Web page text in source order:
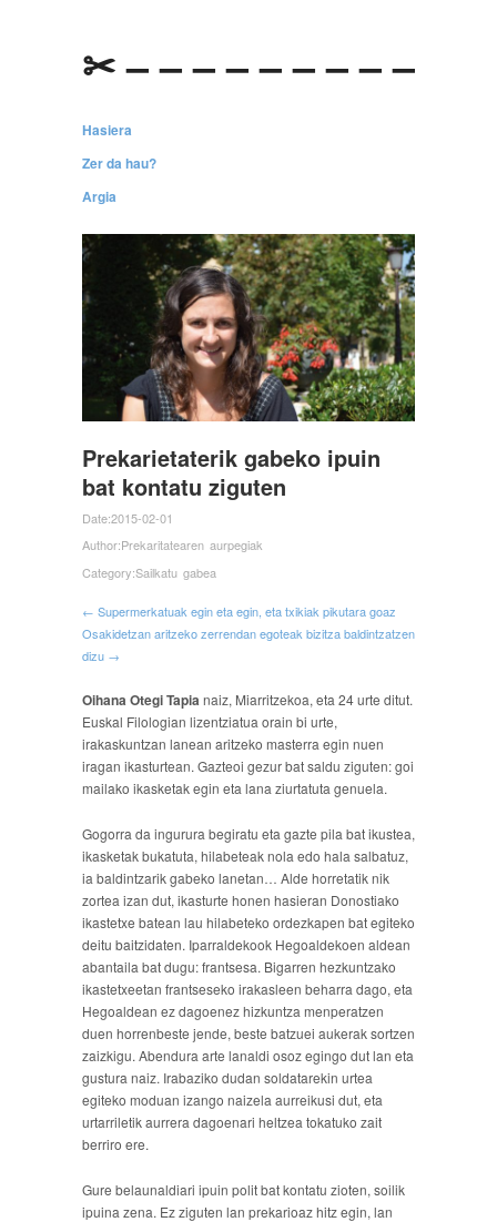
✂ – – – – – – – – –
Hasiera
Zer da hau?
Argia
Prekarietaterik gabeko ipuin
bat kontatu ziguten
Date:2015-02-01
Author:Prekaritatearen aurpegiak
Category:Sailkatu gabea
← Supermerkatuak egin eta egin, eta txikiak pikutara goaz
Osakidetzan aritzeko zerrendan egoteak bizitza baldintzatzen
dizu →
Oihana Otegi Tapianaiz, Miarritzekoa, eta 24 urte ditut.
Euskal Filologian lizentziatua orain bi urte,
irakaskuntzan lanean aritzeko masterra egin nuen
iragan ikasturtean. Gazteoi gezur bat saldu ziguten: goi
mailako ikasketak egin eta lana ziurtatuta genuela.
Gogorra da ingurura begiratu eta gazte pila bat ikustea,
ikasketak bukatuta, hilabeteak nola edo hala salbatuz,
ia baldintzarik gabeko lanetan… Alde horretatik nik
zortea izan dut, ikasturte honen hasieran Donostiako
ikastetxe batean lau hilabeteko ordezkapen bat egiteko
deitu baitzidaten. Iparraldekook Hegoaldekoen aldean
abantaila bat dugu: frantsesa. Bigarren hezkuntzako
ikastetxeetan frantseseko irakasleen beharra dago, eta
Hegoaldean ez dagoenez hizkuntza menperatzen
duen horrenbeste jende, beste batzuei aukerak sortzen
zaizkigu. Abendura arte lanaldi osoz egingo dut lan eta
gustura naiz. Irabaziko dudan soldatarekin urtea
egiteko moduan izango naizela aurreikusi dut, eta
urtarriletik aurrera dagoenari heltzea tokatuko zait
berriro ere.
Gure belaunaldiari ipuin polit bat kontatu zioten, soilik
ipuina zena. Ez ziguten lan prekarioaz hitz egin, lan